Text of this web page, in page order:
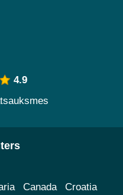
4.9
Canada Croatia